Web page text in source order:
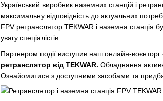
Український виробник наземних станцій і
максимальну відповідність до актуальних
FPV ретранслятор TEKWAR і наземна станція
увагу спеціалістів.
Партнером події виступив наш онлайн-воєнторг
ретранслятор від TEKWAR. Обладнання
Ознайомитися з доступними засобами та